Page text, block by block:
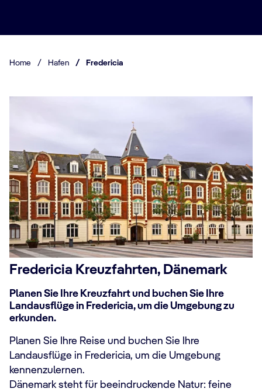
Home / Hafen / Fredericia
Fredericia Kreuzfahrten, Dänemark
Planen Sie Ihre Kreuzfahrt und buchen Sie Ihre
Landausflüge in Fredericia, um die Umgebung zu
erkunden.
Planen Sie Ihre Reise und buchen Sie Ihre
Landausflüge in Fredericia, um die Umgebung
kennenzulernen.
Dänemark steht für beeindruckende Natur: feine